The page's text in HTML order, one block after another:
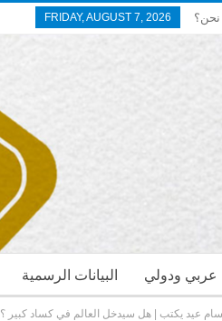
FRIDAY, AUGUST 7, 2026
البيانات الرسمية عربي ودولي
عيد يكتب | هل سيدخل العالم في كساد كبير ؟